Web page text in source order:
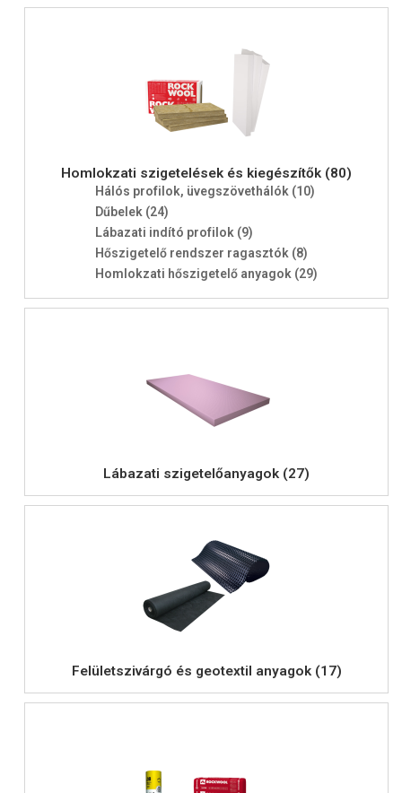
Homlokzati szigetelések és kiegészítők (80)
Hálós profilok, üvegszövethálók (10)
Dűbelek (24)
Lábazati indító profilok (9)
Hőszigetelő rendszer ragasztók (8)
Homlokzati hőszigetelő anyagok (29)
Lábazati szigetelőanyagok (27)
Felületszivárgó és geotextil anyagok (17)